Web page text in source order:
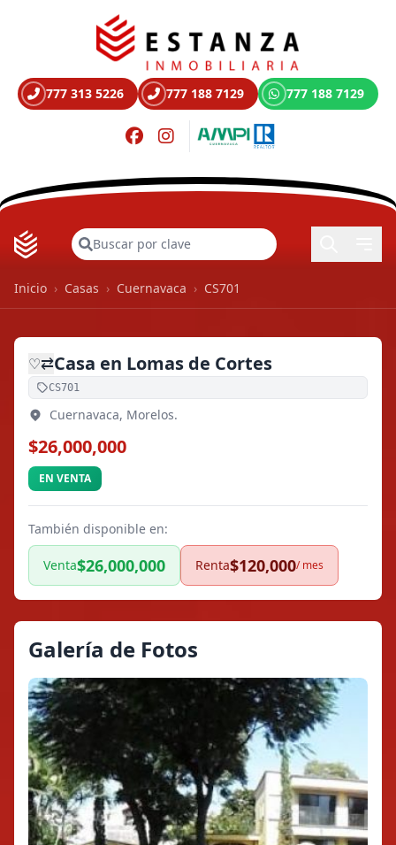
777 313 5226 777 188 7129 777 188 7129
Buscar
Inicio › Casas › Cuernavaca › CS701
♡⇄Casa en Lomas de Cortes
CS701
Cuernavaca, Morelos.
$26,000,000
EN VENTA
También disponible en:
Venta$26,000,000 Renta$120,000/ mes
Galería de Fotos